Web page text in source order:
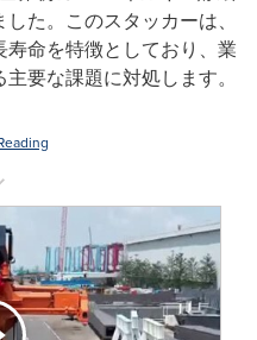
た。このスタッカーは、
命を特徴としており、業
要な課題に対処します。